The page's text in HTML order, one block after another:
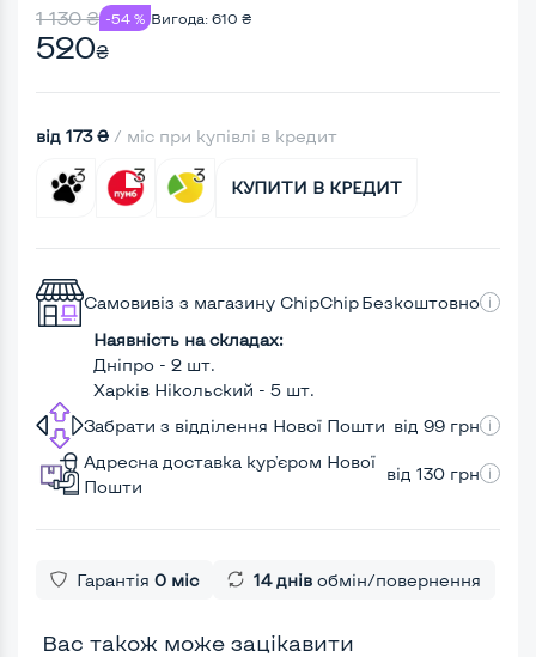
1 130₴ -54 % Вигода: 610 ₴
520₴
від 173 ₴ / міс при купівлі в кредит
КУПИТИ В КРЕДИТ
Самовивіз з магазину ChipChipБезкоштовно
Наявність на складах:
Дніпро - 2 шт.
Харків Нікольский - 5 шт.
Забрати з відділення Нової Пошти від 99 грн
Адресна доставка кур'єром Нової
Пошти
від 130 грн
Гарантія 0 міс 14 днів обмін/повернення
Вас також може зацікавити